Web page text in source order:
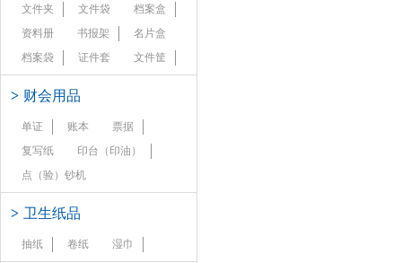
文件夹 文件袋
档案盒
资料册
书报架
名片盒
档案袋
证件套 文件筐
> 财会用品
单证 账本
票据
复写纸
印台（印油）
点（验）钞机
> 卫生纸品
抽纸 卷纸 湿巾